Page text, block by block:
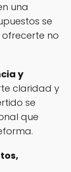
una
se
no
y
claridad y
se
que